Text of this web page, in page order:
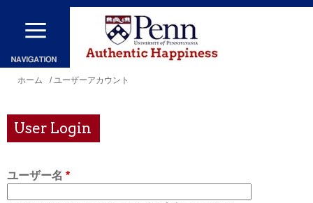
メ
ン
コ
ン
に
現
地
ホーム / ユーザーアカウント
User Login
ユーザー名 *